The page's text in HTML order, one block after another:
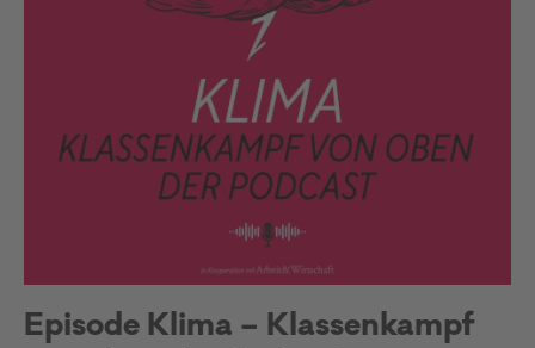
Episode Klima – Klassenkampf